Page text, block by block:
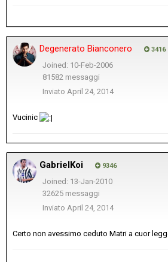
Degenerato Bianconero 3416
Joined: 10-Feb-2006
81582 messaggi
Inviato April 24, 2014
Vucinic
GabrielKoi 9346
Joined: 13-Jan-2010
32625 messaggi
Inviato April 24, 2014
Certo non avessimo ceduto Matri a cuor